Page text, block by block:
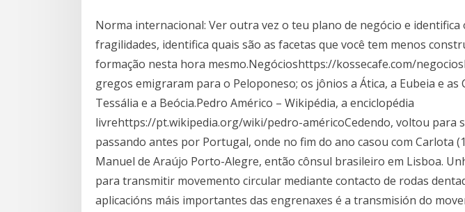
Norma internacional: Ver outra vez o teu plano de negócio e identifica
fragilidades, identifica quais são as facetas que você tem menos
formação nesta hora mesmo.Negócioshttps://kossecafe.com/
gregos emigraram para o Peloponeso; os jônios a Ática, a Eubeia e as
Tessália e a Beócia.Pedro Américo – Wikipédia, a enciclopédia
livrehttps://pt.wikipedia.org/wiki/pedro-américoCedendo, voltou para
passando antes por Portugal, onde no fim do ano casou com Carlota
Manuel de Araújo Porto-Alegre, então cônsul brasileiro em Lisboa.
para transmitir movemento circular mediante contacto de rodas
aplicacións máis importantes das engrenaxes é a transmisión do